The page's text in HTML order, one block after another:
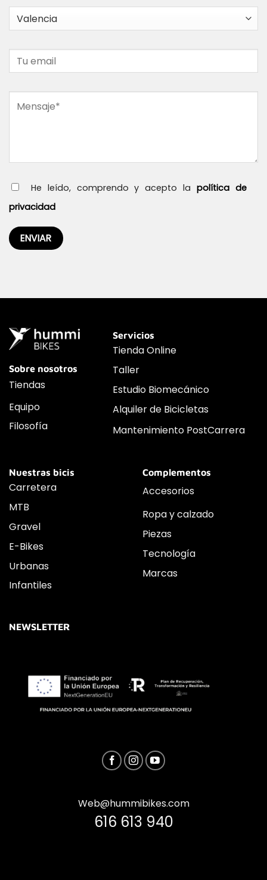
He leído, comprendo y acepto lapolítica de
privacidad
Sobre nosotros
Tiendas
Equipo
Filosofía
Servicios
Tienda Online
Taller
Estudio Biomecánico
Alquiler de Bicicletas
Mantenimiento PostCarrera
Nuestras bicis
Carretera
MTB
Gravel
E-Bikes
Urbanas
Infantiles
Complementos
Accesorios
Ropa y calzado
Piezas
Tecnología
Marcas
NEWSLETTER
Web@hummibikes.com
616 613 940